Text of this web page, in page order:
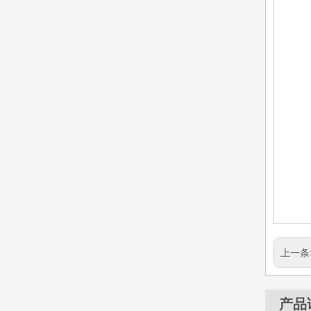
上一
产品